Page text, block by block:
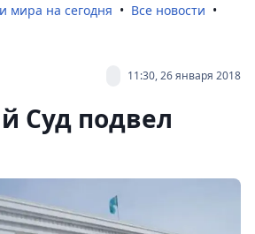
мира на сегодня
Все новости
11:30, 26 января 2018
Суд подвел